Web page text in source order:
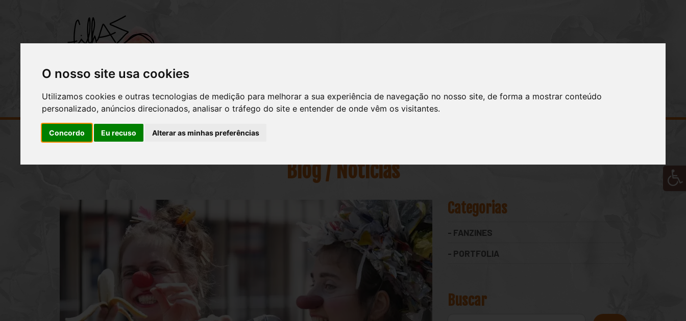
O nosso site usa cookies
Utilizamos cookies e outras tecnologias de medição para melhorar a sua experiência de navegação no nosso site, de forma a mostrar conteúdo
personalizado, anúncios direcionados, analisar o tráfego do site e entender de onde vêm os visitantes.
Concordo Eu recuso Alterar as minhas preferências
Blog / Notícias
Categorias
- FANZINES
- PORTFOLIA
Buscar